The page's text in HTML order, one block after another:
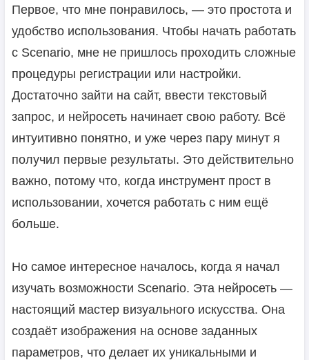
Первое, что мне понравилось, — это простота и
удобство использования. Чтобы начать работать
с Scenario, мне не пришлось проходить сложные
процедуры регистрации или настройки.
Достаточно зайти на сайт, ввести текстовый
запрос, и нейросеть начинает свою работу. Всё
интуитивно понятно, и уже через пару минут я
получил первые результаты. Это действительно
важно, потому что, когда инструмент прост в
использовании, хочется работать с ним ещё
больше.
Но самое интересное началось, когда я начал
изучать возможности Scenario. Эта нейросеть —
настоящий мастер визуального искусства. Она
создаёт изображения на основе заданных
параметров, что делает их уникальными и